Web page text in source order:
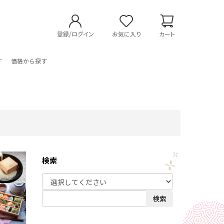
登録/ログイン お気に入り カート
価格から探す
検索
検索